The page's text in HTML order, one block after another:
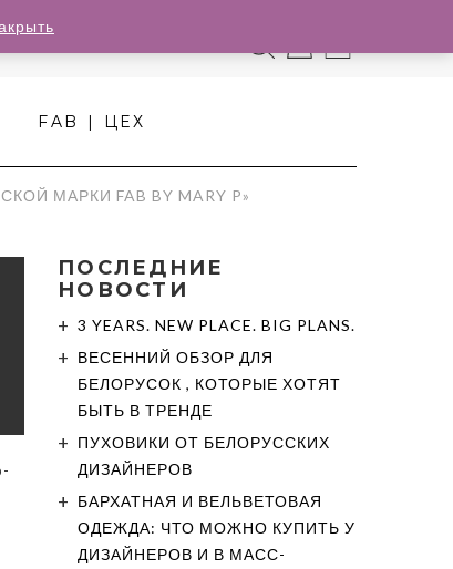
FAB | ЦЕХ
МАРКИ FAB BY MARY P»
ПОСЛЕДНИЕ
НОВОСТИ
3 YEARS. NEW PLACE. BIG PLANS.
ВЕСЕННИЙ ОБЗОР ДЛЯ
БЕЛОРУСОК , КОТОРЫЕ ХОТЯТ
БЫТЬ В ТРЕНДЕ
ПУХОВИКИ ОТ БЕЛОРУССКИХ
ДИЗАЙНЕРОВ
БАРХАТНАЯ И ВЕЛЬВЕТОВАЯ
ОДЕЖДА: ЧТО МОЖНО КУПИТЬ У
ДИЗАЙНЕРОВ И В МАСС-